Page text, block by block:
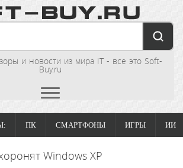
и новости из мира IT - все это Soft-
Buy.ru
ПК СМАРТФОНЫ ИГРЫ ИИ
Windows XP